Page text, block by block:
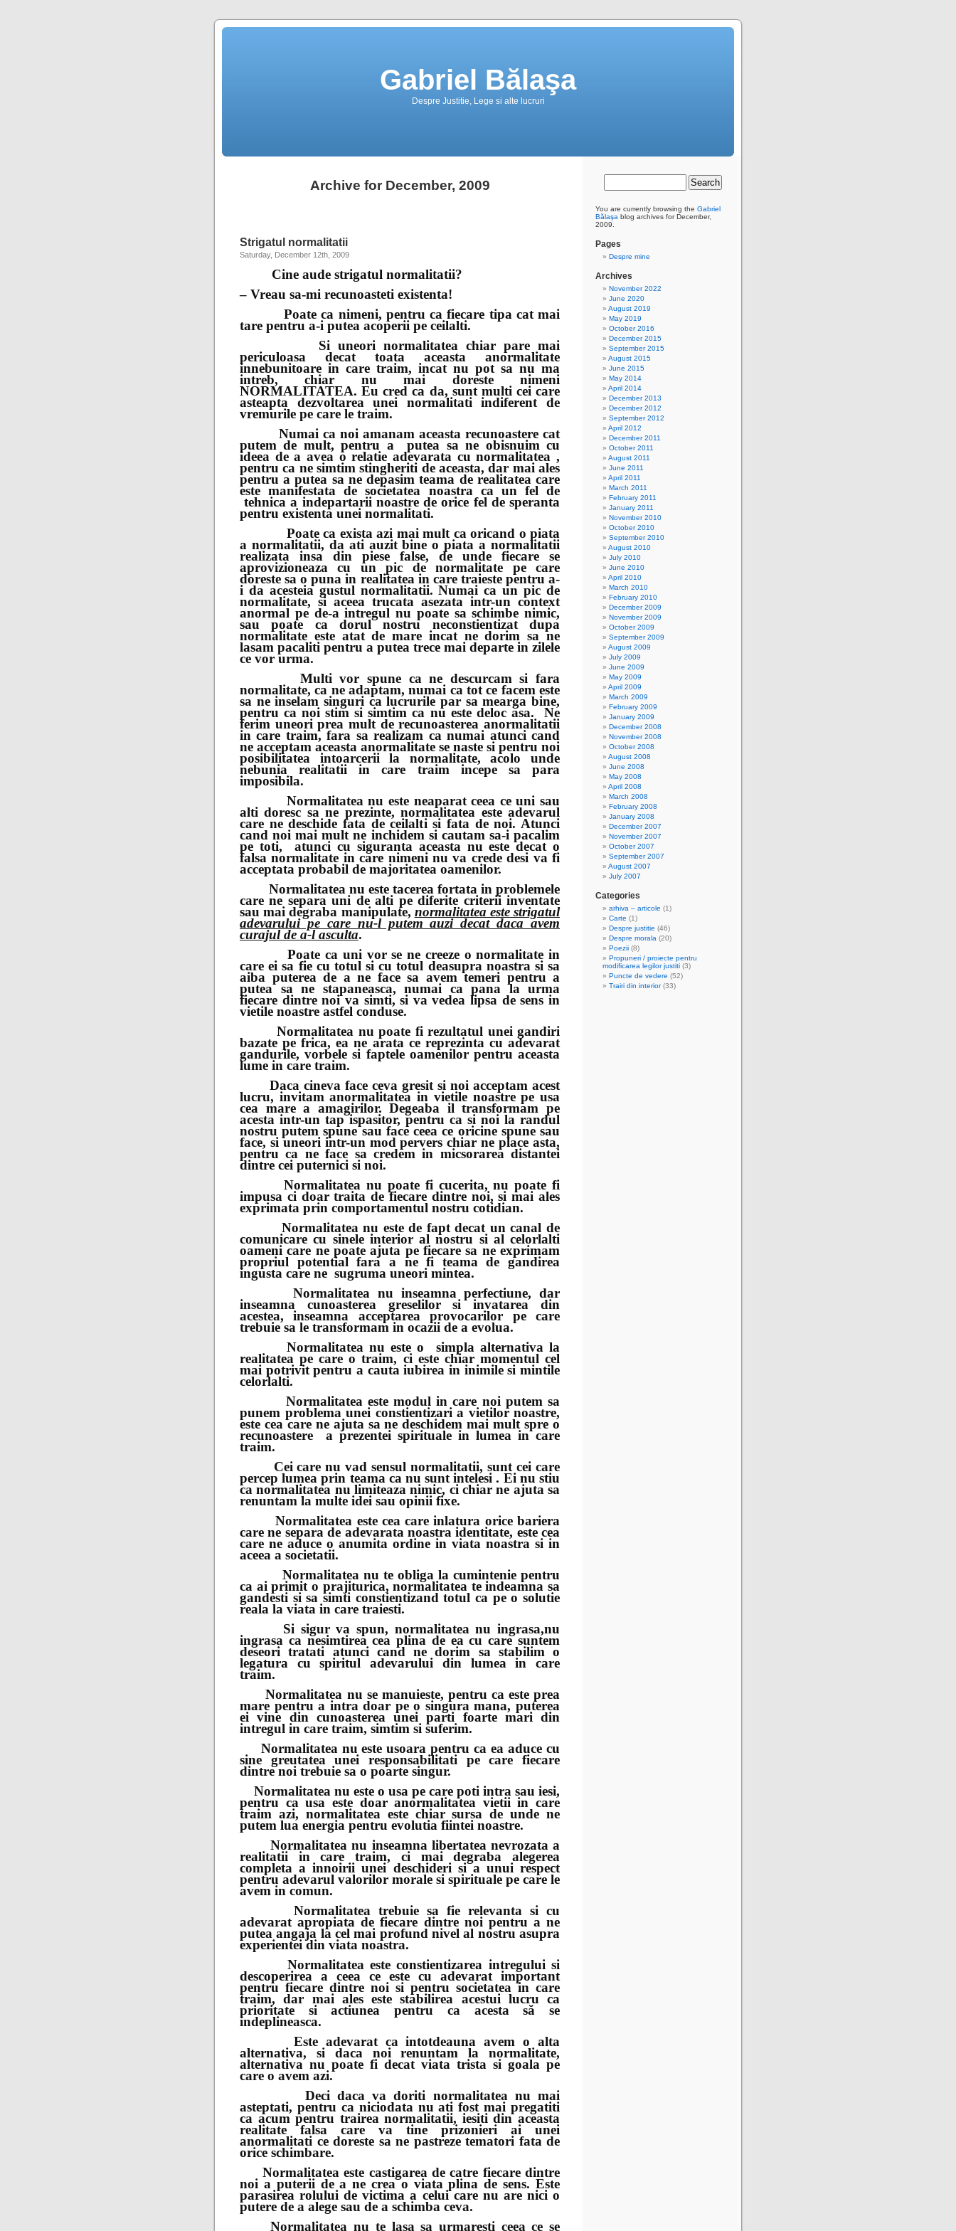
Gabriel Bălaşa
Despre Justitie, Lege si alte lucruri
Archive for December, 2009
Strigatul normalitatii
Saturday, December 12th, 2009
Cine aude strigatul normalitatii?
– Vreau sa-mi recunoasteti existenta!
Poate ca nimeni, pentru ca fiecare tipa cat mai
tare pentru a-i putea acoperii pe ceilalti.
Si uneori normalitatea chiar pare mai
periculoasa decat toata aceasta anormalitate
innebunitoare in care traim, incat nu pot sa nu ma
intreb, chiar nu mai doreste nimeni
NORMALITATEA.Eu cred ca da, sunt multi cei care
asteapta dezvoltarea unei normalitati indiferent de
vremurile pe care le traim.
Numai ca noi amanam aceasta recunoastere cat
putem de mult, pentru a putea sa ne obisnuim cu
ideea de a avea o relatie adevarata cu normalitatea ,
pentru ca ne simtim stingheriti de aceasta, dar mai ales
pentru a putea sa ne depasim teama de realitatea care
este manifestata de societatea noastra ca un fel de
tehnica a indepartarii noastre de orice fel de speranta
pentru existenta unei normalitati.
Poate ca exista azi mai mult ca oricand o piata
a normalitatii, da ati auzit bine o piata a normalitatii
realizata insa din piese false, de unde fiecare se
aprovizioneaza cu un pic de normalitate pe care
doreste sa o puna in realitatea in care traieste pentru a-
i da acesteia gustul normalitatii. Numai ca un pic de
normalitate, si aceea trucata asezata intr-un context
anormal pe de-a intregul nu poate sa schimbe nimic,
sau poate ca dorul nostru neconstientizat dupa
normalitate este atat de mare incat ne dorim sa ne
lasam pacaliti pentru a putea trece mai departe in zilele
ce vor urma.
Multi vor spune ca ne descurcam si fara
normalitate, ca ne adaptam, numai ca tot ce facem este
sa ne inselam singuri ca lucrurile par sa mearga bine,
pentru ca noi stim si simtim ca nu este deloc asa. Ne
ferim uneori prea mult de recunoasterea anormalitatii
in care traim, fara sa realizam ca numai atunci cand
ne acceptam aceasta anormalitate se naste si pentru noi
posibilitatea intoarcerii la normalitate, acolo unde
nebunia realitatii in care traim incepe sa para
imposibila.
Normalitatea nu este neaparat ceea ce uni sau
alti doresc sa ne prezinte, normalitatea este adevarul
care ne deschide fata de ceilalti si fata de noi. Atunci
cand noi mai mult ne inchidem si cautam sa-i pacalim
pe toti, atunci cu siguranta aceasta nu este decat o
falsa normalitate in care nimeni nu va crede desi va fi
acceptata probabil de majoritatea oamenilor.
Normalitatea nu este tacerea fortata in problemele
care ne separa uni de alti pe diferite criterii inventate
sau mai degraba manipulate, normalitatea este strigatul
adevarului pe care nu-l putem auzi decat daca avem
curajul de a-l asculta.
Poate ca uni vor se ne creeze o normalitate in
care ei sa fie cu totul si cu totul deasupra noastra si sa
aiba puterea de a ne face sa avem temeri pentru a
putea sa ne stapaneasca, numai ca pana la urma
fiecare dintre noi va simti, si va vedea lipsa de sens in
vietile noastre astfel conduse.
Normalitatea nu poate fi rezultatul unei gandiri
bazate pe frica, ea ne arata ce reprezinta cu adevarat
gandurile, vorbele si faptele oamenilor pentru aceasta
lume in care traim.
Daca cineva face ceva gresit si noi acceptam acest
lucru, invitam anormalitatea in vietile noastre pe usa
cea mare a amagirilor. Degeaba il transformam pe
acesta intr-un tap ispasitor, pentru ca si noi la randul
nostru putem spune sau face ceea ce oricine spune sau
face, si uneori intr-un mod pervers chiar ne place asta,
pentru ca ne face sa credem in micsorarea distantei
dintre cei puternici si noi.
Normalitatea nu poate fi cucerita, nu poate fi
impusa ci doar traita de fiecare dintre noi, si mai ales
exprimata prin comportamentul nostru cotidian.
Normalitatea nu este de fapt decat un canal de
comunicare cu sinele interior al nostru si al celorlalti
oameni care ne poate ajuta pe fiecare sa ne exprimam
propriul potential fara a ne fi teama de gandirea
ingusta care ne sugruma uneori mintea.
Normalitatea nu inseamna perfectiune, dar
inseamna cunoasterea greselilor si invatarea din
acestea, inseamna acceptarea provocarilor pe care
trebuie sa le transformam in ocazii de a evolua.
Normalitatea nu este o simpla alternativa la
realitatea pe care o traim, ci este chiar momentul cel
mai potrivit pentru a cauta iubirea in inimile si mintile
celorlalti.
Normalitatea este modul in care noi putem sa
punem problema unei constientizari a vietilor noastre,
este cea care ne ajuta sa ne deschidem mai mult spre o
recunoastere a prezentei spirituale in lumea in care
traim.
Cei care nu vad sensul normalitatii, sunt cei care
percep lumea prin teama ca nu sunt intelesi . Ei nu stiu
ca normalitatea nu limiteaza nimic, ci chiar ne ajuta sa
renuntam la multe idei sau opinii fixe.
Normalitatea este cea care inlatura orice bariera
care ne separa de adevarata noastra identitate, este cea
care ne aduce o anumita ordine in viata noastra si in
aceea a societatii.
Normalitatea nu te obliga la cumintenie pentru
ca ai primit o prajiturica, normalitatea te indeamna sa
gandesti si sa simti constientizand totul ca pe o solutie
reala la viata in care traiesti.
Si sigur va spun, normalitatea nu ingrasa,nu
ingrasa ca nesimtirea cea plina de ea cu care suntem
deseori tratati atunci cand ne dorim sa stabilim o
legatura cu spiritul adevarului din lumea in care
traim.
Normalitatea nu se manuieste, pentru ca este prea
mare pentru a intra doar pe o singura mana, puterea
ei vine din cunoasterea unei parti foarte mari din
intregul in care traim, simtim si suferim.
Normalitatea nu este usoara pentru ca ea aduce cu
sine greutatea unei responsabilitati pe care fiecare
dintre noi trebuie sa o poarte singur.
Normalitatea nu este o usa pe care poti intra sau iesi,
pentru ca usa este doar anormalitatea vietii in care
traim azi, normalitatea este chiar sursa de unde ne
putem lua energia pentru evolutia fiintei noastre.
Normalitatea nu inseamna libertatea nevrozata a
realitatii in care traim, ci mai degraba alegerea
completa a innoirii unei deschideri si a unui respect
pentru adevarul valorilor morale si spirituale pe care le
avem in comun.
Normalitatea trebuie sa fie relevanta si cu
adevarat apropiata de fiecare dintre noi pentru a ne
putea angaja la cel mai profund nivel al nostru asupra
experientei din viata noastra.
Normalitatea este constientizarea intregului si
descoperirea a ceea ce este cu adevarat important
pentru fiecare dintre noi si pentru societatea in care
traim, dar mai ales este stabilirea acestui lucru ca
prioritate si actiunea pentru ca acesta să se
indeplineasca.
Este adevarat ca intotdeauna avem o alta
alternativa, si daca noi renuntam la normalitate,
alternativa nu poate fi decat viata trista si goala pe
care o avem azi.
Deci daca va doriti normalitatea nu mai
asteptati, pentru ca niciodata nu ati fost mai pregatiti
ca acum pentru trairea normalitatii, iesiti din aceasta
realitate falsa care va tine prizonieri ai unei
anormalitati ce doreste sa ne pastreze tematori fata de
orice schimbare.
Normalitatea este castigarea de catre fiecare dintre
noi a puterii de a ne crea o viata plina de sens. Este
parasirea rolului de victima a celui care nu are nici o
putere de a alege sau de a schimba ceva.
Normalitatea nu te lasa sa urmaresti ceea ce se
You are currently browsing the Gabriel
Bălaşa blog archives for December,
2009.
Pages
Despre mine
Archives
November 2022
June 2020
August 2019
May 2019
October 2016
December 2015
September 2015
August 2015
June 2015
May 2014
April 2014
December 2013
December 2012
September 2012
April 2012
December 2011
October 2011
August 2011
June 2011
April 2011
March 2011
February 2011
January 2011
November 2010
October 2010
September 2010
August 2010
July 2010
June 2010
April 2010
March 2010
February 2010
December 2009
November 2009
October 2009
September 2009
August 2009
July 2009
June 2009
May 2009
April 2009
March 2009
February 2009
January 2009
December 2008
November 2008
October 2008
August 2008
June 2008
May 2008
April 2008
March 2008
February 2008
January 2008
December 2007
November 2007
October 2007
September 2007
August 2007
July 2007
Categories
arhiva – articole (1)
Carte (1)
Despre justitie (46)
Despre morala (20)
Poezii (8)
Propuneri / proiecte pentru
modificarea legilor justiti (3)
Puncte de vedere (52)
Trairi din interior(33)